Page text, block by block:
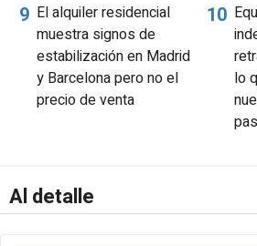
El alquiler residencial
muestra signos de
estabilización en Madrid
y Barcelona pero no el
precio de venta
lo
Al detalle